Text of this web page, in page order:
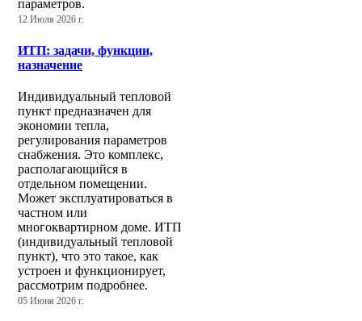
параметров.
12 Июля 2026 г.
ИТП: задачи, функции,
назначение
Индивидуальный тепловой
пункт предназначен для
экономии тепла,
регулирования параметров
снабжения. Это комплекс,
располагающийся в
отдельном помещении.
Может эксплуатироваться в
частном или
многоквартирном доме. ИТП
(индивидуальный тепловой
пункт), что это такое, как
устроен и функционирует,
рассмотрим подробнее.
05 Июня 2026 г.